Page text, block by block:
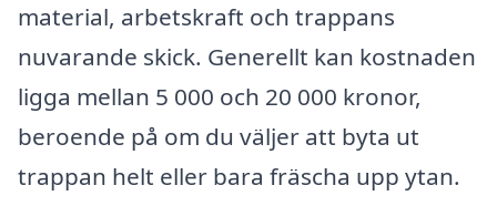
material, arbetskraft och trappans
nuvarande skick. Generellt kan kostnaden
ligga mellan 5 000 och 20 000 kronor,
beroende på om du väljer att byta ut
trappan helt eller bara fräscha upp ytan.